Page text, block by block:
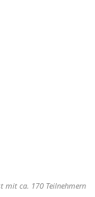
mit ca. 170 Teilnehmern